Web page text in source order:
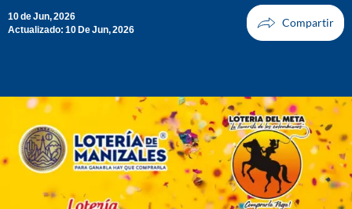
10 de Jun, 2026
Actualizado: 10 De Jun, 2026